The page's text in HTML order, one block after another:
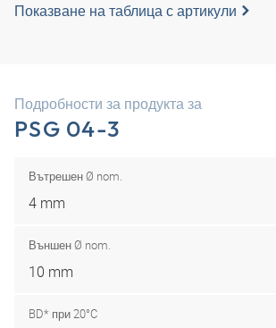
Показване на таблица с артикули
Подробности за продукта за
PSG 04-3
Вътрешен Ø nom.
4 mm
Външен Ø nom.
10 mm
BD* при 20°C